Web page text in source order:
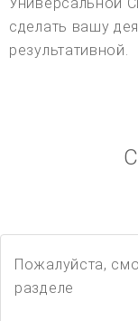
Пожалуйста,
разделе